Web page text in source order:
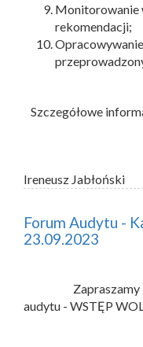
Monitorowanie
rekomendacji;
Szczegółowe
Ireneusz Jabłoński
Forum Audytu -
23.09.2023
Zapraszamy do
audytu - WSTĘP